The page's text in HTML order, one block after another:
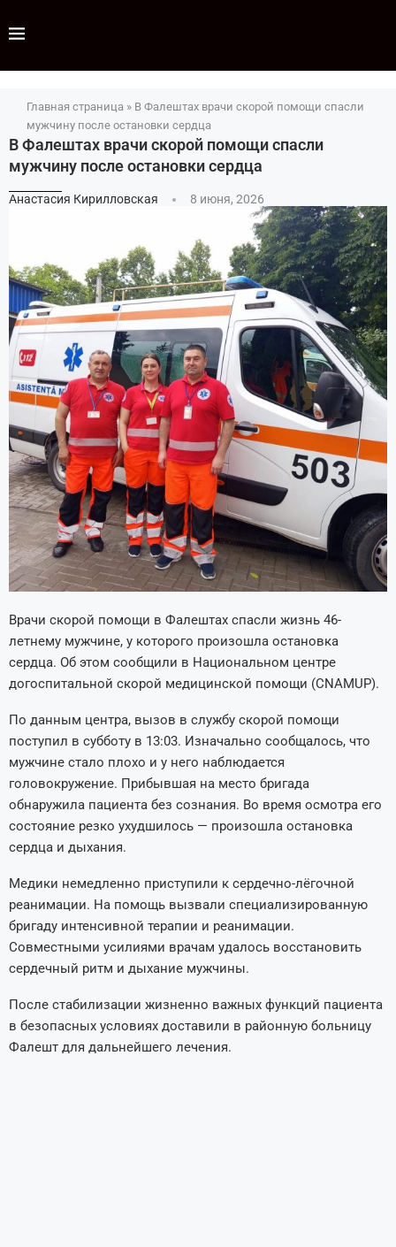
Главная страница » В Фалештах врачи скорой помощи спасли
мужчину после остановки сердца
В Фалештах врачи скорой помощи спасли
мужчину после остановки сердца
Анастасия Кирилловская 8 июня, 2026
Врачи скорой помощи в Фалештах спасли жизнь 46-
летнему мужчине, у которого произошла остановка
сердца. Об этом сообщили в Национальном центре
догоспитальной скорой медицинской помощи (CNAMUP).
По данным центра, вызов в службу скорой помощи
поступил в субботу в 13:03. Изначально сообщалось, что
мужчине стало плохо и у него наблюдается
головокружение. Прибывшая на место бригада
обнаружила пациента без сознания. Во время осмотра его
состояние резко ухудшилось — произошла остановка
сердца и дыхания.
Медики немедленно приступили к сердечно-лёгочной
реанимации. На помощь вызвали специализированную
бригаду интенсивной терапии и реанимации.
Совместными усилиями врачам удалось восстановить
сердечный ритм и дыхание мужчины.
После стабилизации жизненно важных функций пациента
в безопасных условиях доставили в районную больницу
Фалешт для дальнейшего лечения.